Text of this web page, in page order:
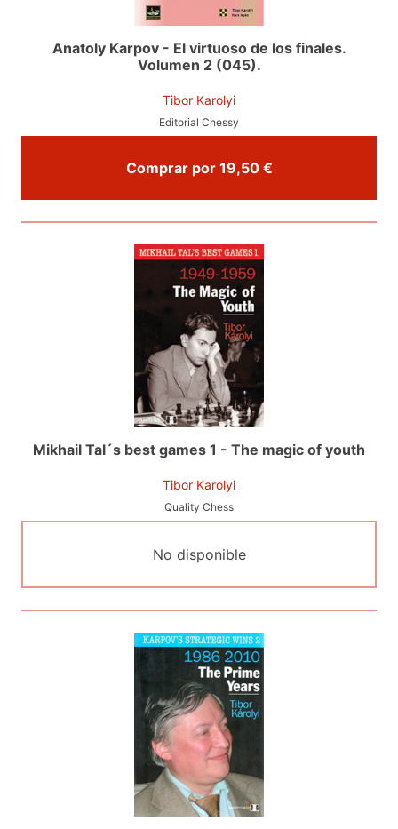
Anatoly Karpov - El virtuoso de los finales.
Volumen 2 (045).
Tibor Karolyi
Editorial Chessy
Comprar por 19,50 €
Mikhail Tal´s best games 1 - The magic of youth
Tibor Karolyi
Quality Chess
No disponible